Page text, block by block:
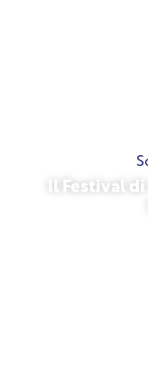
Il Festival